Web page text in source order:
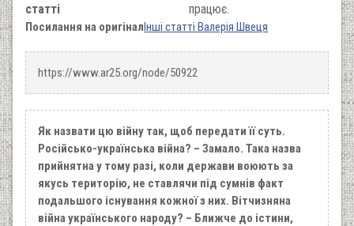
статті
працює.
Посилання на оригіналІнші статті Валерія Швеця
https://www.ar25.org/node/50922
Як назвати цю війну так, щоб передати її суть.
Російсько-українська війна? – Замало. Така назва
прийнятна у тому разі, коли держави воюють за
якусь територію, не ставлячи під сумнів факт
подальшого існування кожної з них. Вітчизняна
війна українського народу? – Ближче до істини,